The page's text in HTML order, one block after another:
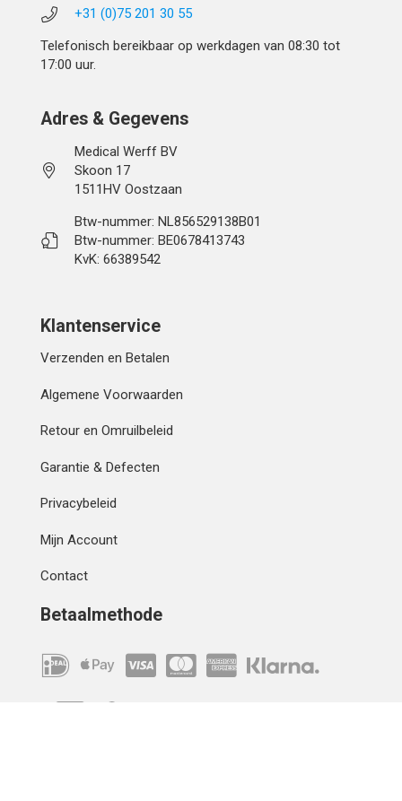
+31 (0)75 201 30 55
Telefonisch bereikbaar op werkdagen van 08:30 tot
17:00 uur.
Adres & Gegevens
Medical Werff BV
Skoon 17
1511HV Oostzaan
Btw-nummer: NL856529138B01
Btw-nummer: BE0678413743
KvK: 66389542
Klantenservice
Verzenden en Betalen
Algemene Voorwaarden
Retour en Omruilbeleid
Garantie & Defecten
Privacybeleid
Mijn Account
Contact
Betaalmethode